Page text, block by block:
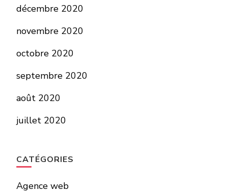
décembre 2020
novembre 2020
octobre 2020
septembre 2020
août 2020
juillet 2020
CATÉGORIES
Agence web